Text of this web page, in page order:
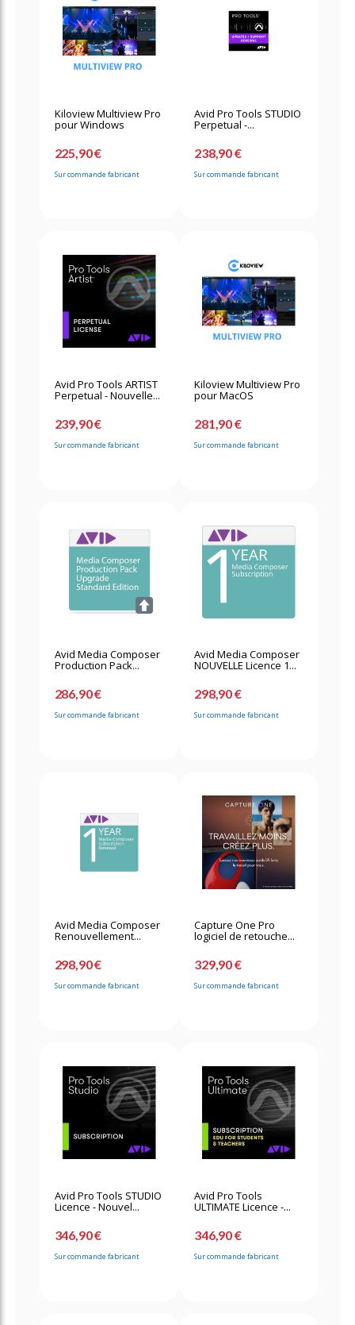
Kiloview Multiview Pro
pour Windows
225,90 €
Sur commande fabricant
Avid Pro Tools STUDIO
Perpetual -...
238,90 €
Sur commande fabricant
Avid Pro Tools ARTIST
Perpetual - Nouvelle...
239,90 €
Sur commande fabricant
Kiloview Multiview Pro
pour MacOS
281,90 €
Sur commande fabricant
Avid Media Composer
Production Pack...
286,90 €
Sur commande fabricant
Avid Media Composer
NOUVELLE Licence 1...
298,90 €
Sur commande fabricant
Avid Media Composer
Renouvellement...
298,90 €
Sur commande fabricant
Capture One Pro
logiciel de retouche...
329,90 €
Sur commande fabricant
Avid Pro Tools STUDIO
Licence - Nouvel...
346,90 €
Sur commande fabricant
Avid Pro Tools
ULTIMATE Licence -...
346,90 €
Sur commande fabricant